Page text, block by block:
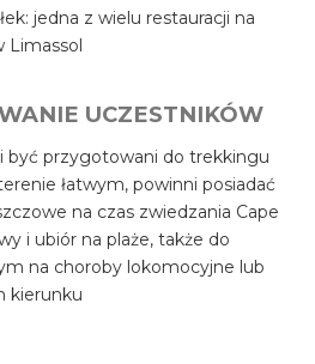
jedna z wielu restauracji na
Limassol
UCZESTNIKÓW
być przygotowani do trekkingu
łatwym, powinni posiadać
na czas zwiedzania Cape
i ubiór na plaże, także do
na choroby lokomocyjne lub
kierunku